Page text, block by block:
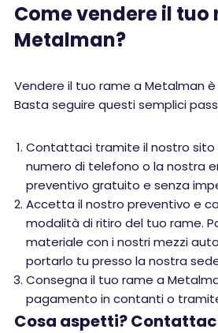
Come vendere il tuo
Metalman?
Vendere il tuo rame a Metalman
Basta seguire questi semplici
Contattaci tramite il nostro sito
numero di telefono o la nostra
preventivo gratuito e senza
Accetta il nostro preventivo e
modalità di ritiro del tuo rame.
materiale con i nostri mezzi
portarlo tu presso la nostra
Consegna il tuo rame a
pagamento in contanti o
Cosa aspetti?